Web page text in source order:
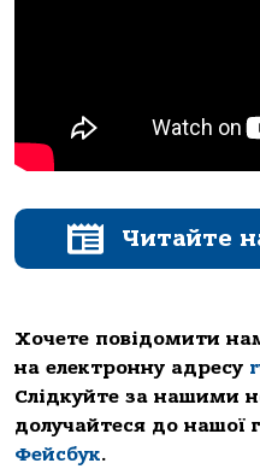
Читайте
Хочете повідомити
на електронну адресу
Слідкуйте за нашими
долучайтеся до нашої
Фейсбук.